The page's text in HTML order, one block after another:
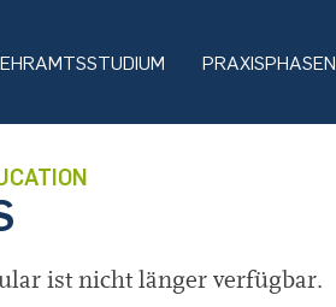
PRAXISPHASEN
ist nicht länger verfügbar.